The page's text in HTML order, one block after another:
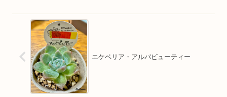
エケベリア・アルバビューティー